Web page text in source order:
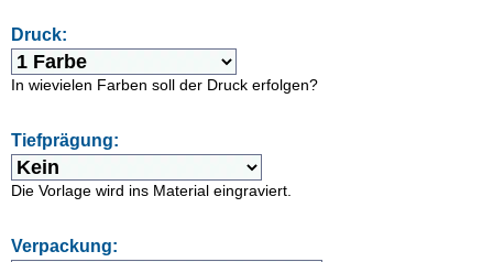
Druck:
In wievielen Farben soll der Druck erfolgen?
Tiefprägung:
Die Vorlage wird ins Material eingraviert.
Verpackung: